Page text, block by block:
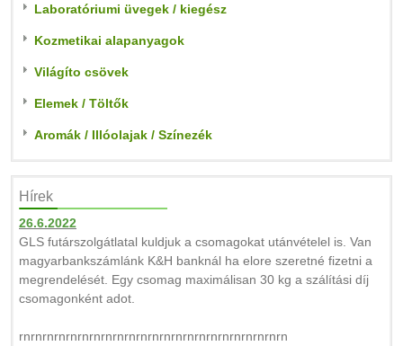
Laboratóriumi üvegek / kiegész
Kozmetikai alapanyagok
Világíto csövek
Elemek / Töltők
Aromák / Illóolajak / Színezék
Hírek
26.6.2022
GLS futárszolgátlatal kuldjuk a csomagokat utánvételel is. Van
magyarbankszámlánk K&H banknál ha elore szeretné fizetni a
megrendelését. Egy csomag maximálisan 30 kg a szálítási díj
csomagonként adot.
rnrnrnrnrnrnrnrnrnrnrnrnrnrnrnrnrnrnrnrnrnrnrn